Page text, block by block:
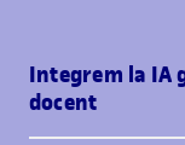
Integrem la IA
docent